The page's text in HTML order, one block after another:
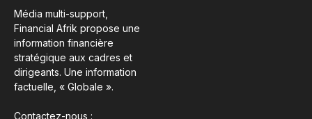
Média multi-support,
Financial Afrik propose une
information financière
stratégique aux cadres et
dirigeants. Une information
factuelle, « Globale ».
Contactez-nous :